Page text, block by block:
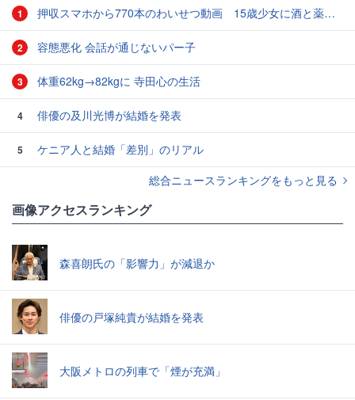
1 押収スマホから770本のわいせつ動画 15歳少女に酒と薬飲ませ性的暴行か 54歳男を再逮捕 「薬もありますよ」とSNSで誘い出し
2 容態悪化 会話が通じないパー子
3 体重62kg→82kgに 寺田心の生活
4 俳優の及川光博が結婚を発表
5
ケニア人と結婚「差別」のリアル
総合ニュースランキングをもっと見る
画像アクセスランキング
森喜朗氏の「影響力」が減退か
俳優の戸塚純貴が結婚を発表
大阪メトロの列車で「煙が充満」